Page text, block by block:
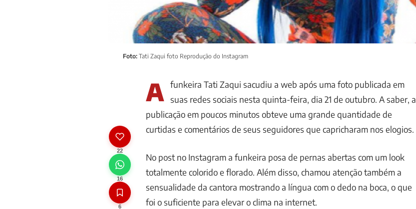
Foto: Tati Zaqui foto Reprodução do Instagram
22
16
6
A funkeira Tati Zaqui sacudiu a web após uma foto publicada em
suas redes sociais nesta quinta-feira, dia 21 de outubro. A saber, a
publicação em poucos minutos obteve uma grande quantidade de
curtidas e comentários de seus seguidores que capricharam nos elogios.
No post no Instagram a funkeira posa de pernas abertas com um look
totalmente colorido e florado. Além disso, chamou atenção também a
sensualidade da cantora mostrando a língua com o dedo na boca, o que
foi o suficiente para elevar o clima na internet.